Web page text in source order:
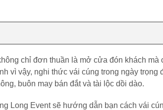
chỉ đơn thuần là mở cửa đón khách
vì vậy, nghi thức vái cúng trong ngày
buôn may bán đắt và tài lộc dồi dào.
Long Event sẽ hướng dẫn bạn cách vái